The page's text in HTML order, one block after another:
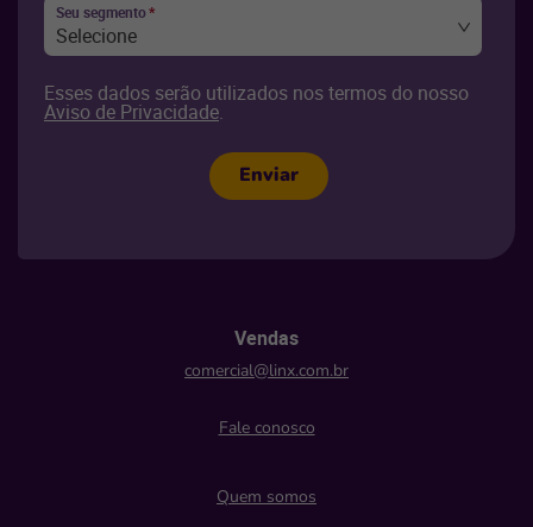
Seu segmento*
Selecione
Esses dados serão utilizados nos termos do nosso
Aviso de Privacidade.
Enviar
Vendas
comercial@linx.com.br
Fale conosco
Quem somos